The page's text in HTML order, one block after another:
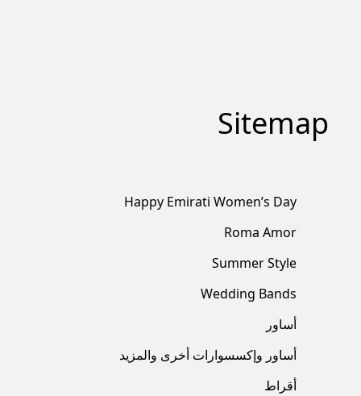
Sitemap
Happy Emirati Women’s Day
Roma Amor
Summer Style
Wedding Bands
أساور
أساور وإكسسوارات أخرى والمزيد
أقراط